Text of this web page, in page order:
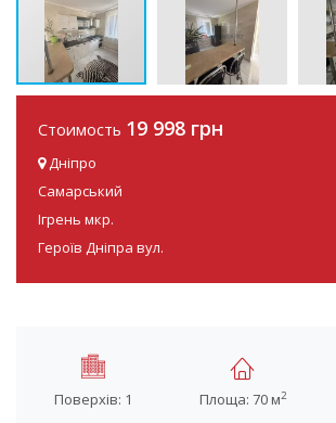
Стоимость 19 998 грн
Дніпро
Самарський
Ігрень мкр.
Героїв Дніпра вул.
Поверхів: 1 Площа: 70 м2